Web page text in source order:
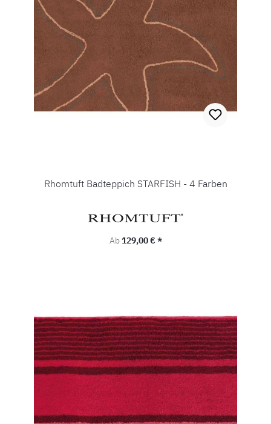
Rhomtuft Badteppich STARFISH - 4 Farben
Regulärer Preis:
Ab129,00 € *